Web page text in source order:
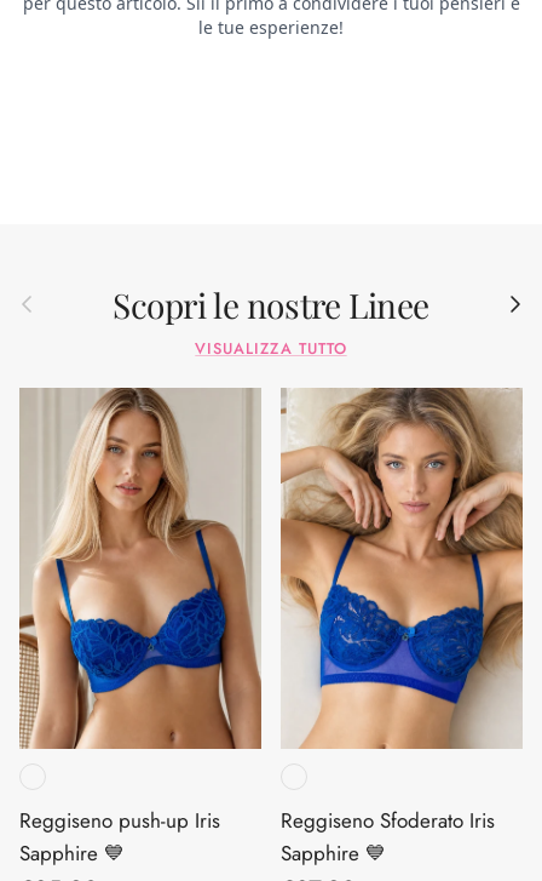
Indietro Scopri le nostre Linee
VISUALIZZA TUTTO
Reggiseno push-up Iris
Sapphire 💙
Reggiseno Sfoderato Iris
Sapphire 💙